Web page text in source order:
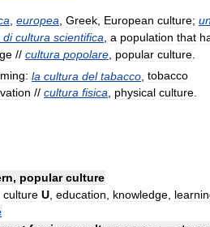
europea Greek European culture;
di cultura scientifica a population that
// cultura popolare popular culture
la cultura del tabacco tobacco
// cultura fisica, physical culture.
, popular culture
culture U, education, knowledge,